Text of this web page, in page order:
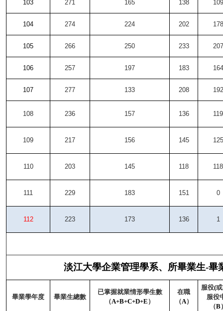
103 271 165 138 109
104 274 224 202 178
105 266 250 233 207
106 257 197 183 164
107 277 133 208 192
108 236 157 136 119
109 217 156 145 125
110 203 145 118 118
111 229 183 151 0
112 223 173 136 1
淡江大學企業管理學系、所畢業生-畢
畢業學年度 畢業生總數
已掌握就業情形學生數
（A+B+C+D+E ）
在職
（A）
服役(
服役
（B